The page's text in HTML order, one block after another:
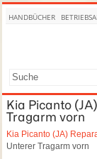
HANDBÜCHER
Kia Picanto
Tragarm vorn
Kia Picanto (JA)
Unterer Tragarm vorn